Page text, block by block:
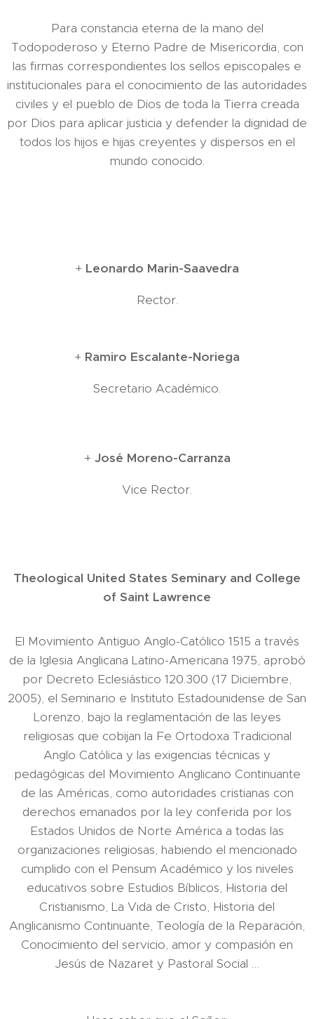
Para constancia eterna de la mano del
Todopoderoso y Eterno Padre de Misericordia, con
las firmas correspondientes los sellos episcopales e
institucionales para el conocimiento de las autoridades
civiles y el pueblo de Dios de toda la Tierra creada
por Dios para aplicar justicia y defender la dignidad de
todos los hijos e hijas creyentes y dispersos en el
mundo conocido.
+ Leonardo Marin-Saavedra
Rector.
+ Ramiro Escalante-Noriega
Secretario Académico.
+ José Moreno-Carranza
Vice Rector.
Theological United States Seminary and College
of Saint Lawrence
El Movimiento Antiguo Anglo-Católico 1515 a través
de la Iglesia Anglicana Latino-Americana 1975, aprobó
por Decreto Eclesiástico 120.300 (17 Diciembre,
2005), el Seminario e Instituto Estadounidense de San
Lorenzo, bajo la reglamentación de las leyes
religiosas que cobijan la Fe Ortodoxa Tradicional
Anglo Católica y las exigencias técnicas y
pedagógicas del Movimiento Anglicano Continuante
de las Américas, como autoridades cristianas con
derechos emanados por la ley conferida por los
Estados Unidos de Norte América a todas las
organizaciones religiosas, habiendo el mencionado
cumplido con el Pensum Académico y los niveles
educativos sobre Estudios Bíblicos, Historia del
Cristianismo, La Vida de Cristo, Historia del
Anglicanismo Continuante, Teología de la Reparación,
Conocimiento del servicio, amor y compasión en
Jesús de Nazaret y Pastoral Social …